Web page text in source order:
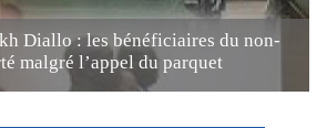
Diallo : les bénéficiaires du non-
malgré l’appel du parquet